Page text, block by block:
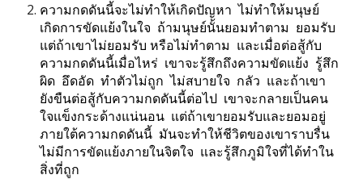
ความกดดันนี้จะไม่ทำให้เกิดปัญหา  ไม่ทำให้มนุษย์
เกิดการขัดแย้งในใจ  ถ้ามนุษย์นั้นยอมทำตาม  ยอมรับ
แต่ถ้าเขาไม่ยอมรับ หรือไม่ทำตาม  และเมื่อต่อสู้กับ
ความกดดันนี้เมื่อไหร่  เขาจะรู้สึกถึงความขัดแย้ง  รู้สึก
ผิด  อึดอัด  ทำตัวไม่ถูก  ไม่สบายใจ  กลัว  และถ้าเขา
ยังขืนต่อสู้กับความกดดันนี้ต่อไป  เขาจะกลายเป็นคน
ใจแข็งกระด้างแน่นอน  แต่ถ้าเขายอมรับและยอมอยู่
ภายใต้ความกดดันนี้  มันจะทำให้ชีวิตของเขาราบรื่น
ไม่มีการขัดแย้งภายในจิตใจ  และรู้สึกภูมิใจที่ได้ทำใน
สิ่งที่ถูก